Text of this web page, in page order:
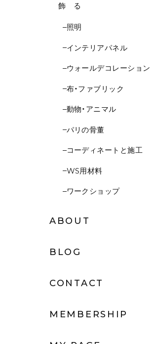
飾 る
照明
インテリアパネル
ウォールデコレーション
布・ファブリック
動物・アニマル
パリの骨董
コーディネートと施工
WS用材料
ワークショップ
ABOUT
BLOG
CONTACT
MEMBERSHIP